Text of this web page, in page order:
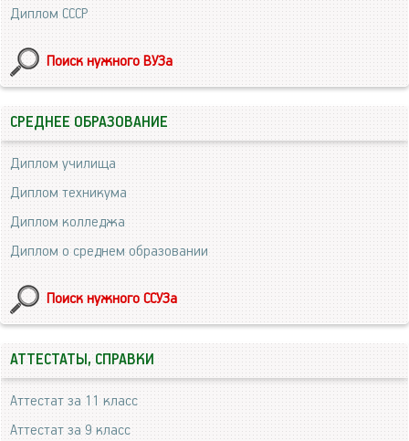
Диплом СССР
Поиск нужного ВУЗа
СРЕДНЕЕ ОБРАЗОВАНИЕ
Диплом училища
Диплом техникума
Диплом колледжа
Диплом о среднем образовании
Поиск нужного ССУЗа
АТТЕСТАТЫ, СПРАВКИ
Аттестат за 11 класс
Аттестат за 9 класс